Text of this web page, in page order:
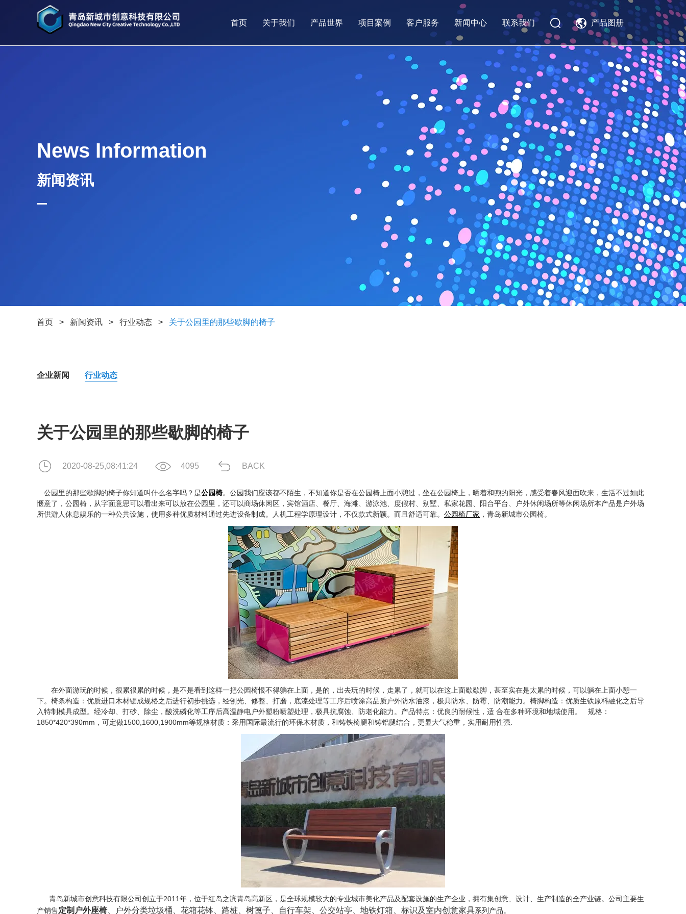
首页 关于我们 产品世界 项目案例 客户服务 新闻中心 联系我们 产品图册
News Information
新闻资讯
首页 > 新闻资讯 > 行业动态 > 关于公园里的那些歇脚的椅子
企业新闻 行业动态
关于公园里的那些歇脚的椅子
2020-08-25,08:41:24 4095 BACK
公园里的那些歇脚的椅子你知道叫什么名字吗？是公园椅。公园我们应该都不陌生，不知道你是否在公园椅上面小憩过，坐在公园椅上，晒着和煦的阳光，感受着春风迎面吹来，生活不过如此
惬意了，公园椅，从字面意思可以看出来可以放在公园里，还可以商场休闲区，宾馆酒店、餐厅、海滩、游泳池、度假村、别墅、私家花园、阳台平台、户外休闲场所等休闲场所本产品是户外场
所供游人休息娱乐的一种公共设施，使用多种优质材料通过先进设备制成。人机工程学原理设计，不仅款式新颖。而且舒适可靠。 公园椅厂家 ，青岛新城市公园椅。
在外面游玩的时候，很累很累的时候，是不是看到这样一把公园椅恨不得躺在上面，是的，出去玩的时候，走累了，就可以在这上面歇歇脚，甚至实在是太累的时候，可以躺在上面小憩一
下。椅条构造：优质进口木材锯成规格之后进行初步挑选，经刨光、修整、打磨，底漆处理等工序后喷涂高品质户外防水油漆，极具防水、防霉、防潮能力。椅脚构造：优质生铁原料融化之后导
入特制模具成型。经冷却、打砂、除尘，酸洗磷化等工序后高温静电户外塑粉喷塑处理，极具抗腐蚀、防老化能力。产品特点：优良的耐候性，适 合在多种环境和地域使用。 规格：
1850*420*390mm，可定做1500,1600,1900mm等规格材质：采用国际最流行的环保木材质，和铸铁椅腿和铸铝腿结合，更显大气稳重，实用耐用性强.
青岛新城市创意科技有限公司创立于2011年，位于红岛之滨青岛高新区，是全球规模较大的专业城市美化产品及配套设施的生产企业，拥有集创意、设计、生产制造的全产业链。公司主要生
产销售定制户外座椅、户外分类垃圾桶、花箱花钵、路桩、树篦子、自行车架、公交站亭、地铁灯箱、标识及室内创意家具系列产品。